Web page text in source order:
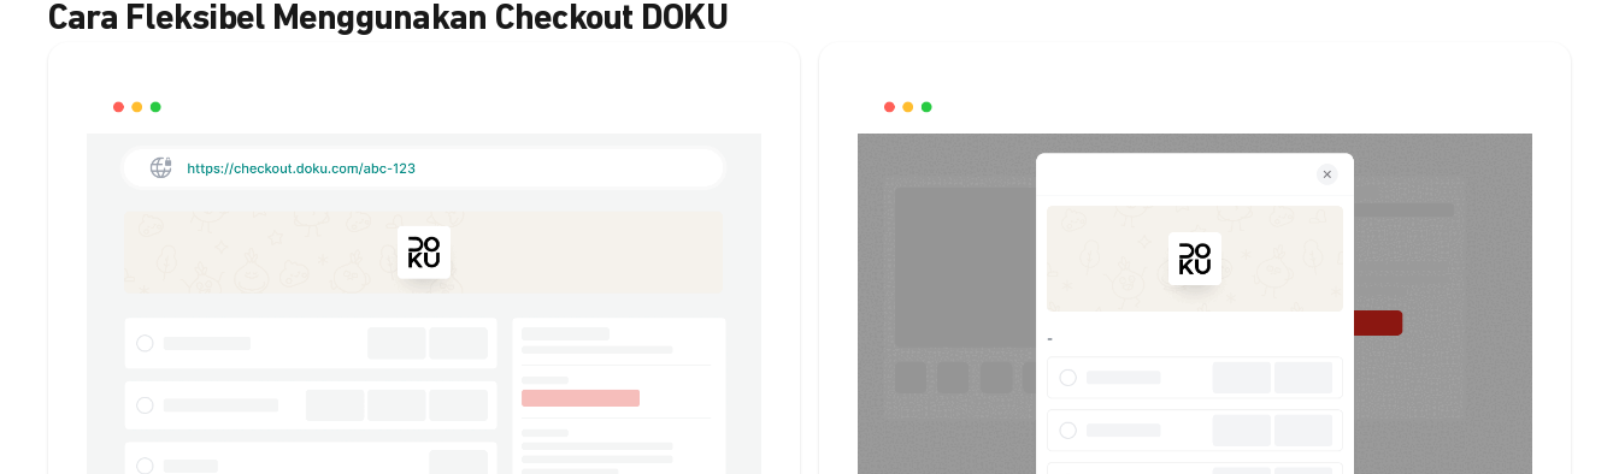
Cara Fleksibel Menggunakan Checkout DOKU